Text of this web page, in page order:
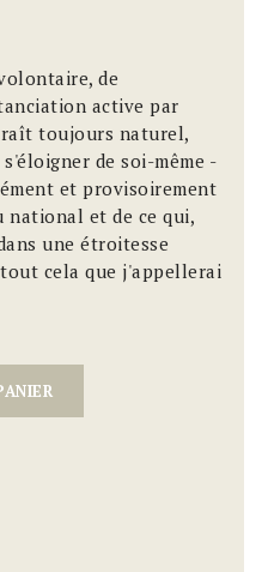
de
active par
toujours naturel,
de soi-même -
et provisoirement
national et de ce qui,
une étroitesse
cela que j'appellerai